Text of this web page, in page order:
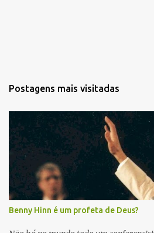
Postagens mais visitadas
Benny Hinn é um profeta de Deus?